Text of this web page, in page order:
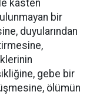
kasten
bir
duyularından
gebe bir
ölümün